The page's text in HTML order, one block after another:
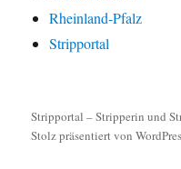
Rheinland-Pfalz
Stripportal
Stripportal – Stripperin und
Stolz präsentiert von